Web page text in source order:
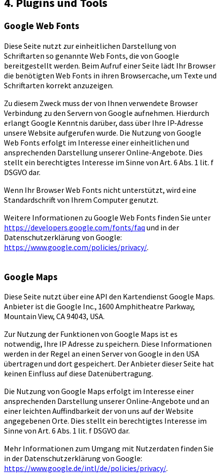
Google Web Fonts
Diese Seite nutzt zur einheitlichen Darstellung von
Schriftarten so genannte Web Fonts, die von Google
bereitgestellt werden. Beim Aufruf einer Seite lädt Ihr Browser
die benötigten Web Fonts in ihren Browsercache, um Texte und
Schriftarten korrekt anzuzeigen.
Zu diesem Zweck muss der von Ihnen verwendete Browser
Verbindung zu den Servern von Google aufnehmen. Hierdurch
erlangt Google Kenntnis darüber, dass über Ihre IP-Adresse
unsere Website aufgerufen wurde. Die Nutzung von Google
Web Fonts erfolgt im Interesse einer einheitlichen und
ansprechenden Darstellung unserer Online-Angebote. Dies
stellt ein berechtigtes Interesse im Sinne von Art. 6 Abs. 1 lit. f
DSGVO dar.
Wenn Ihr Browser Web Fonts nicht unterstützt, wird eine
Standardschrift von Ihrem Computer genutzt.
Weitere Informationen zu Google Web Fonts finden Sie unter
https://developers.google.com/fonts/faq und in der
Datenschutzerklärung von Google:
https://www.google.com/policies/privacy/.
Google Maps
Diese Seite nutzt über eine API den Kartendienst Google Maps.
Anbieter ist die Google Inc., 1600 Amphitheatre Parkway,
Mountain View, CA 94043, USA.
Zur Nutzung der Funktionen von Google Maps ist es
notwendig, Ihre IP Adresse zu speichern. Diese Informationen
werden in der Regel an einen Server von Google in den USA
übertragen und dort gespeichert. Der Anbieter dieser Seite hat
keinen Einfluss auf diese Datenübertragung.
Die Nutzung von Google Maps erfolgt im Interesse einer
ansprechenden Darstellung unserer Online-Angebote und an
einer leichten Auffindbarkeit der von uns auf der Website
angegebenen Orte. Dies stellt ein berechtigtes Interesse im
Sinne von Art. 6 Abs. 1 lit. f DSGVO dar.
Mehr Informationen zum Umgang mit Nutzerdaten finden Sie
in der Datenschutzerklärung von Google:
https://www.google.de/intl/de/policies/privacy/.